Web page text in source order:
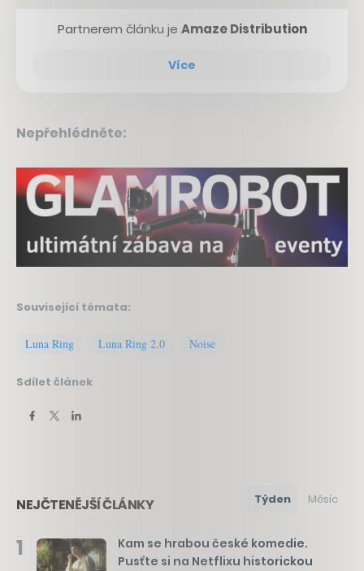
Partnerem článku je Amaze Distribution
Více
Nepřehlédněte:
Související témata:
Luna Ring Luna Ring 2.0 Noise
Sdílet článek
NEJČTENĚJŠÍ ČLÁNKY Týden Měsíc
1
Kam se hrabou české komedie.
Pusťte si na Netflixu historickou